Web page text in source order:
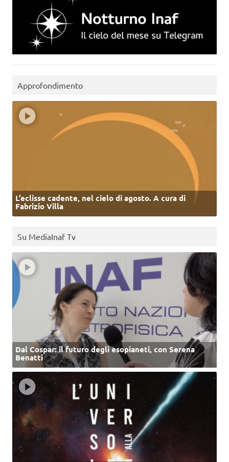
Approfondimento
L’eclisse cadente, nel cielo di agosto. A cura di
Fabrizio Villa
Su MediaInaf Tv
Dal Cospar: il futuro degli esopianeti, con Serena
Benatti